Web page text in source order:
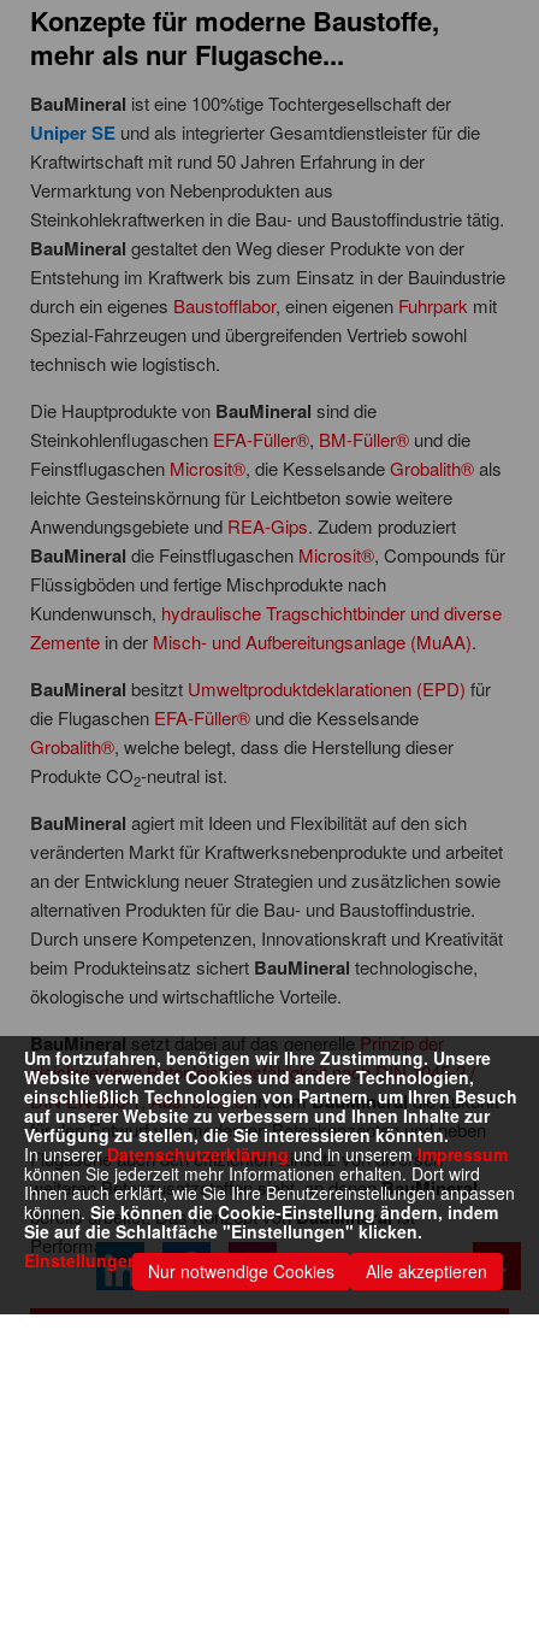
Konzepte für moderne Baustoffe,
mehr als nur Flugasche...
BauMineral ist eine 100%tige Tochtergesellschaft der
Uniper SE und als integrierter Gesamtdienstleister für die
Kraftwirtschaft mit rund 50 Jahren Erfahrung in der
Vermarktung von Nebenprodukten aus
Steinkohlekraftwerken in die Bau- und Baustoffindustrie tätig.
BauMineral gestaltet den Weg dieser Produkte von der
Entstehung im Kraftwerk bis zum Einsatz in der Bauindustrie
durch ein eigenes Baustofflabor, einen eigenen Fuhrpark mit
Spezial-Fahrzeugen und übergreifenden Vertrieb sowohl
technisch wie logistisch.
Die Hauptprodukte von BauMineral sind die
Steinkohlenflugaschen EFA-Füller®, BM-Füller® und die
Feinstflugaschen Microsit®, die KesselsandeGrobalith®als
leichte Gesteinskörnung für Leichtbeton sowie weitere
Anwendungsgebiete und REA-Gips. Zudem produziert
BauMineral die Feinstflugaschen Microsit®, Compounds für
Flüssigböden und fertige Mischprodukte nach
Kundenwunsch, hydraulische Tragschichtbinder und diverse
Zemente in der Misch- und Aufbereitungsanlage (MuAA).
BauMineral besitzt Umweltproduktdeklarationen (EPD) für
die Flugaschen EFA-Füller® und die Kesselsande
Grobalith®, welche belegt, dass die Herstellung dieser
Produkte CO2-neutral ist.
BauMineral agiert mit Ideen und Flexibilität auf den sich
veränderten Markt für Kraftwerksnebenprodukte und arbeitet
an der Entwicklung neuer Strategien und zusätzlichen sowie
alternativen Produkten für die Bau- und Baustoffindustrie.
Durch unsere Kompetenzen, Innovationskraft und Kreativität
beim Produkteinsatz sichert BauMineral technologische,
ökologische und wirtschaftliche Vorteile.
BauMineralsetzt dabei auf das generellePrinzip der
gleichwertigen Betonleistungsfähigkeit nach DIN 1045-2 /
DIN EN 206-1, Abs. 5.2.5.3, in demBauMineraldie Zukunft
für den Entwurf von modernen Betonkonzepten und neben
Flugasche auch den effizienten Einsatz von diversen
weiteren Betonzusatzstoffen sieht, an denenBauMineral
bereits arbeitet. Das Konzept vonBauMineralist
Performance.
Um fortzufahren, benötigen wir Ihre Zustimmung. Unsere
Website verwendet Cookies und andere Technologien,
einschließlich Technologien von Partnern, um Ihren Besuch
auf unserer Website zu verbessern und Ihnen Inhalte zur
Verfügung zu stellen, die Sie interessieren könnten.
In unsererDatenschutzerklärungund in unseremImpressum
können Sie jederzeit mehr Informationen erhalten. Dort wird
Ihnen auch erklärt, wie Sie Ihre Benutzereinstellungen anpassen
können.Sie können die Cookie-Einstellung ändern, indem
Sie auf die Schlaltfäche "Einstellungen" klicken.
Nur notwendige Cookies
Alle akzeptieren
Einstellungen